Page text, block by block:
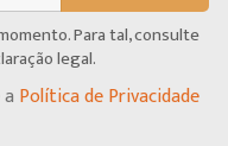
Para tal, consulte
legal.
Política de Privacidade